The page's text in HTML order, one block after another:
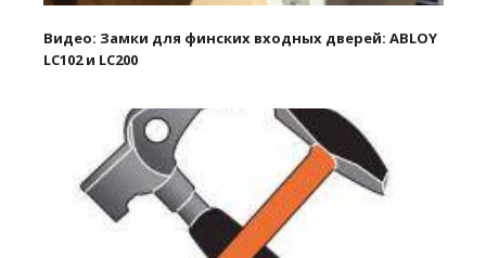
Видео: Замки для финских входных дверей: ABLOY
LC102 и LC200